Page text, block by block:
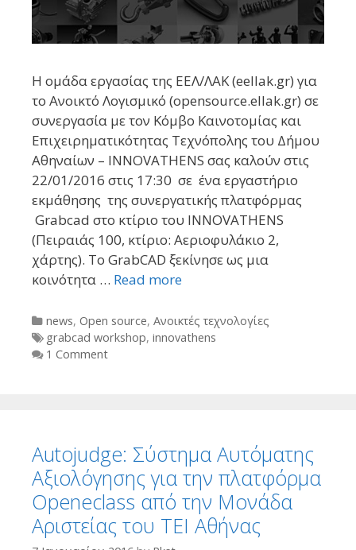
Η ομάδα εργασίας της ΕΕΛ/ΛΑΚ (eellak.gr) για
το Ανοικτό Λογισμικό (opensource.ellak.gr) σε
συνεργασία με τον Κόμβο Καινοτομίας και
Επιχειρηματικότητας Τεχνόπολης του Δήμου
Αθηναίων – INNOVATHENS σας καλούν στις
22/01/2016 στις 17:30 σε ένα εργαστήριο
εκμάθησης της συνεργατικής πλατφόρμας
Grabcad στο κτίριο του INNOVATHENS
(Πειραιάς 100, κτίριο: Αεριοφυλάκιο 2,
χάρτης). To GrabCAD ξεκίνησε ως μια
κοινότητα … Read more
Categories
news, Open source, Ανοικτές τεχνολογίες
Tags
grabcad workshop, innovathens
1 Comment
Αutojudge: Σύστημα Αυτόματης
Αξιολόγησης για την πλατφόρμα
Openeclass από την Μονάδα
Αριστείας του ΤΕΙ Αθήνας